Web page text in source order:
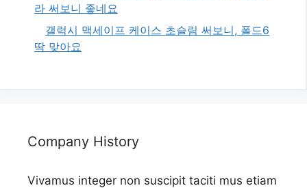
라 써보니 좋네요
갤럭시 맥세이프 케이스 초슬림 써보니, 폴드6
딱 맞아요
Company History
Vivamus integer non suscipit taciti mus etiam